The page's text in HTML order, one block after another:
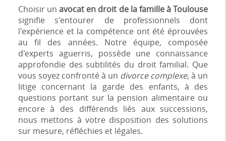
Choisir unavocat en droit de la famille à Toulouse
signifie s'entourer de professionnels dont
l'expérience et la compétence ont été éprouvées
au fil des années. Notre équipe, composée
d'experts aguerris, possède une connaissance
approfondie des subtilités du droit familial. Que
vous soyez confronté à un divorce complexe, à un
litige concernant la garde des enfants, à des
questions portant sur la pension alimentaire ou
encore à des différends liés aux successions,
nous mettons à votre disposition des solutions
sur mesure, réfléchies et légales.